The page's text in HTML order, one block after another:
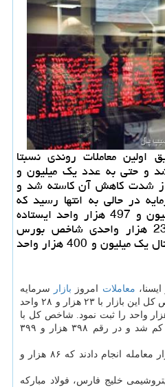
معاملات روندی نسبتا
و حتی به عدد یك میلیون و
از شدت كاهش آن كاسته شد و
در حالی به انتها رسید كه
شاخص كل در رقم یك میلیون و 497 هزار واحد ایستاده
بود اما باید گفت كاهش 23 هزار واحدی شاخص بورس
موجب شد این شاخص به كانال یك میلیون و 400 هزار واحد
معاملات امروز بازار
سرمایه
در حالی به انتها رسید که شاخص کل این بازار با ۲۳ هزار و ۲۸ واحد
رقم یک میلیون و ۴۹۲ هزار واحد را ثبت نمود. شاخص کل با
معیار هم وزن نیز ۳۸۶۳ واحد کم شد و در رقم ۳۹۸ هزار و ۳۹۹
معامله گران این بازار ۹۸۶ هزار معامله انجام دادند که ۸۶ هزار و
خلیج فارس، فولاد مبارکه